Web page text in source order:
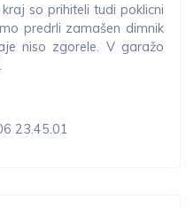
so prihiteli tudi poklicni
predrli zamašen dimnik
niso zgorele. V garažo